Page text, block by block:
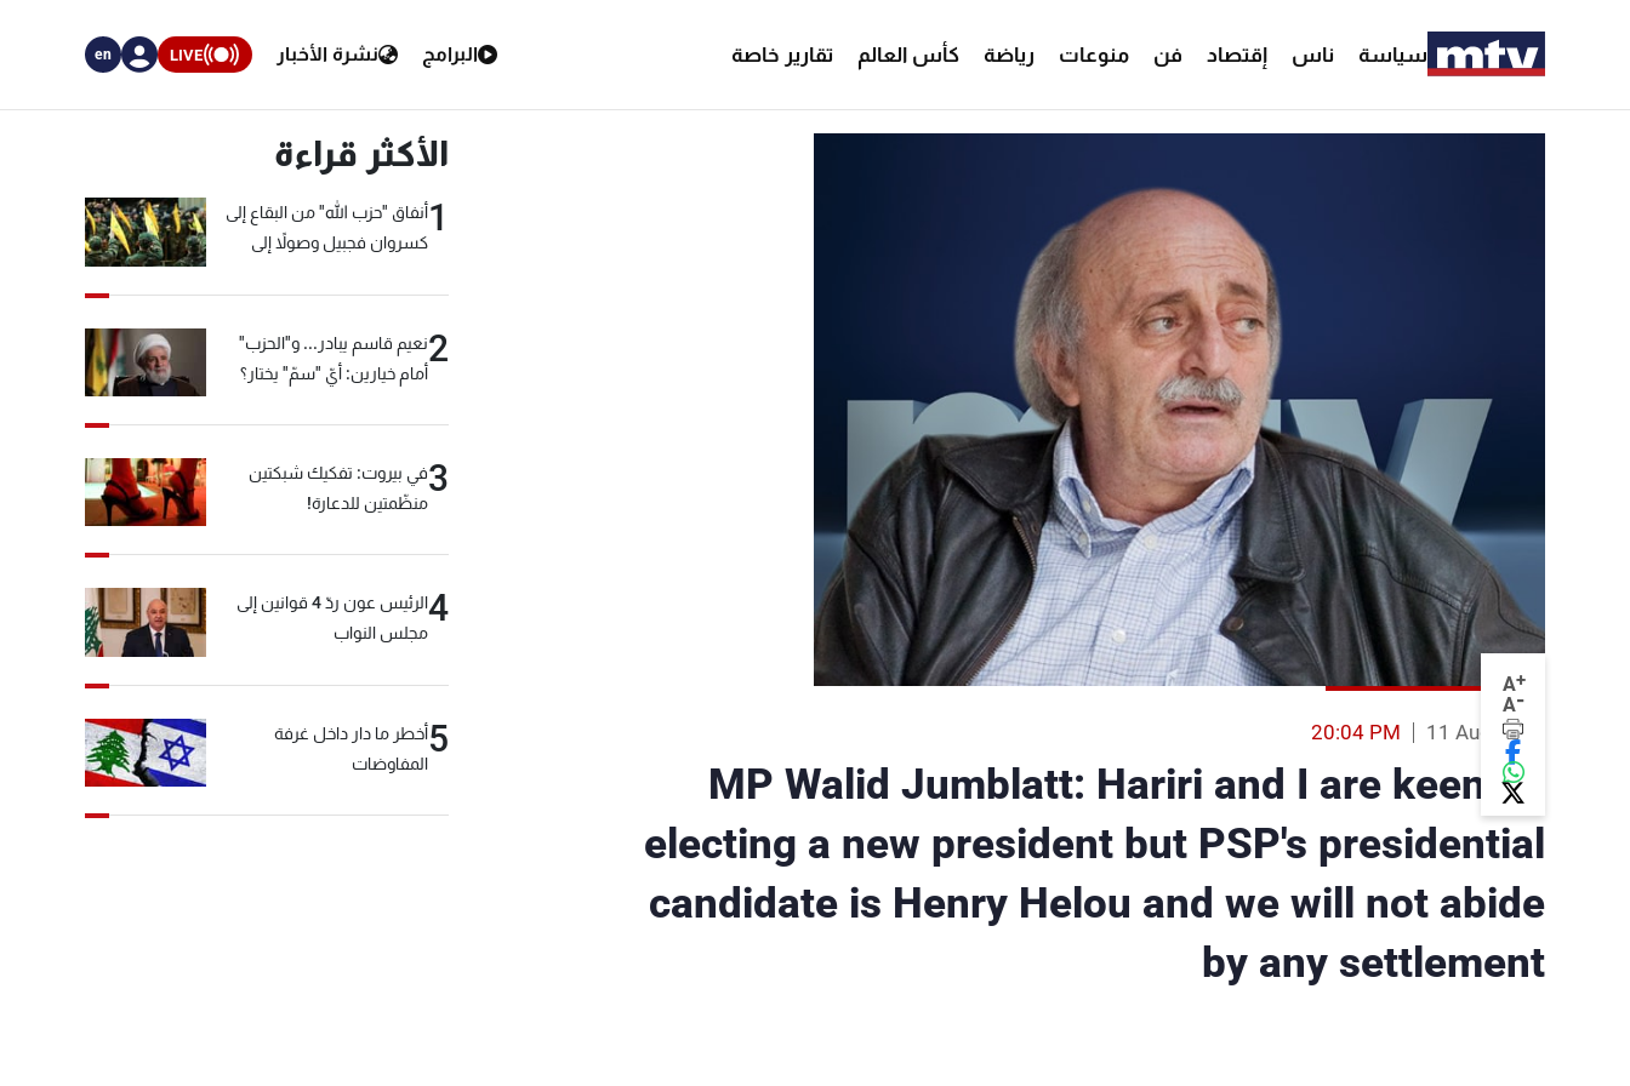
سياسة ناس إقتصاد فن منوعات رياضة كأس العالم تقارير خاصة البرامج نشرة الأخبار LIVE
en
A+
A-
11 Aug 2014
20:04 PM
MP Walid Jumblatt: Hariri and I are keen on
electing a new president but PSP's presidential
candidate is Henry Helou and we will not abide
by any settlement
الأكثر قراءة
1أنفاق "حزب الله" من البقاع إلى
كسروان فجبيل وصولاً إلى
2نعيم قاسم يبادر... و"الحزب"
أمام خيارين: أيّ "سمّ" يختار؟
3في بيروت: تفكيك شبكتين
منظّمتين للدعارة!
4
الرئيس عون ردّ 4 قوانين إلى
مجلس النواب
5أخطر ما دار داخل غرفة
المفاوضات